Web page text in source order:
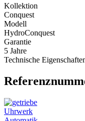
Kollektion
Conquest
Modell
HydroConquest
Garantie
5 Jahre
Technische
Uhrwerk